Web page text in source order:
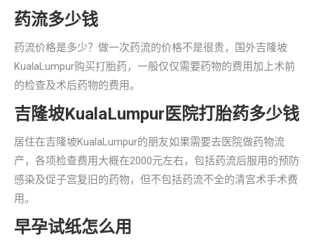
药流多少钱
药流价格是多少？做一次药流的价格不是很贵，国外吉隆坡
KualaLumpur购买打胎药，一般仅仅需要药物的费用加上术前
的检查及术后药物的费用。
吉隆坡KualaLumpur医院打胎药多少钱
居住在吉隆坡KualaLumpur的朋友如果需要去医院做药物流
产，各项检查费用大概在2000元左右，包括药流后服用的预防
感染及促子宫复旧的药物，但不包括药流不全的清宫术手术费
用。
早孕试纸怎么用